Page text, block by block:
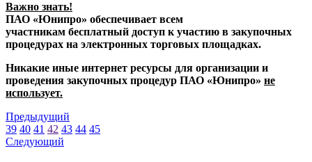
Важно знать!
ПАО «Юнипро» обеспечивает всем
участникам бесплатный доступ к участию в закупочных
процедурах на электронных торговых площадках.
Никакие иные интернет ресурсы для организации и
проведения закупочных процедур ПАО «Юнипро» не
использует.
Предыдущий
39 40 41 42 43 44 45
Следующий